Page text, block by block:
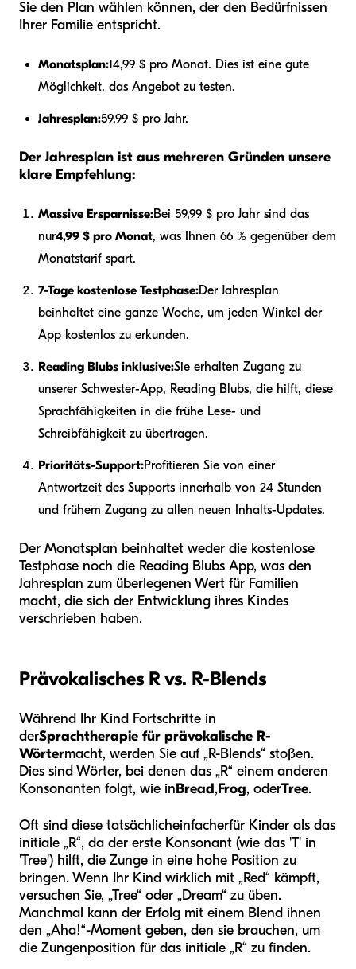
Sie den Plan wählen können, der den Bedürfnissen
Ihrer Familie entspricht.
Monatsplan:14,99 $ pro Monat. Dies ist eine gute
Möglichkeit, das Angebot zu testen.
Jahresplan:59,99 $ pro Jahr.
Der Jahresplan ist aus mehreren Gründen unsere
klare Empfehlung:
Massive Ersparnisse:Bei 59,99 $ pro Jahr sind das
nur4,99 $ pro Monat, was Ihnen 66 % gegenüber dem
Monatstarif spart.
7-Tage kostenlose Testphase:Der Jahresplan
beinhaltet eine ganze Woche, um jeden Winkel der
App kostenlos zu erkunden.
Reading Blubs inklusive:Sie erhalten Zugang zu
unserer Schwester-App, Reading Blubs, die hilft, diese
Sprachfähigkeiten in die frühe Lese- und
Schreibfähigkeit zu übertragen.
Prioritäts-Support:Profitieren Sie von einer
Antwortzeit des Supports innerhalb von 24 Stunden
und frühem Zugang zu allen neuen Inhalts-Updates.
Der Monatsplan beinhaltet weder die kostenlose
Testphase noch die Reading Blubs App, was den
Jahresplan zum überlegenen Wert für Familien
macht, die sich der Entwicklung ihres Kindes
verschrieben haben.
Prävokalisches R vs. R-Blends
Während Ihr Kind Fortschritte in
derSprachtherapie für prävokalische R-
Wörtermacht, werden Sie auf „R-Blends“ stoßen.
Dies sind Wörter, bei denen das „R“ einem anderen
Konsonanten folgt, wie inBread,Frog, oderTree.
Oft sind diese tatsächlicheinfacherfür Kinder als das
initiale „R“, da der erste Konsonant (wie das 'T' in
'Tree') hilft, die Zunge in eine hohe Position zu
bringen. Wenn Ihr Kind wirklich mit „Red“ kämpft,
versuchen Sie, „Tree“ oder „Dream“ zu üben.
Manchmal kann der Erfolg mit einem Blend ihnen
den „Aha!“-Moment geben, den sie brauchen, um
die Zungenposition für das initiale „R“ zu finden.